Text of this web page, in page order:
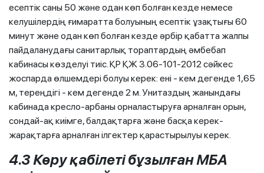
есептік саны 50 және одан көп болған кезде немесе
келушілердің ғимаратта болуының есептік ұзақтығы 60
минут және одан көп болған кезде әрбір қабатта жалпы
пайдаланудағы санитарлық тораптардың әмбебап
кабинасы көзделуі тиіс. ҚР ҚЖ 3.06-101-2012 сәйкес
жоспарда өлшемдері болуы керек: ені - кем дегенде 1,65
м, тереңдігі - кем дегенде 2 м. Унитаздың жанындағы
кабинада кресло-арбаны орналастыруға арналған орын,
сондай-ақ киімге, балдақтарға және басқа керек-
жарақтарға арналған ілгектер қарастырылуы керек.
4.3 Көру қабілеті бұзылған МБА